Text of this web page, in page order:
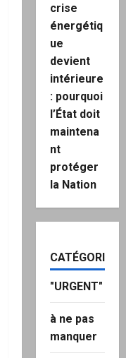
crise
énergétiq
ue
devient
intérieure
: pourquoi
l’État doit
maintena
nt
protéger
la Nation
CATÉGORIES
"URGENT"
à ne pas
manquer